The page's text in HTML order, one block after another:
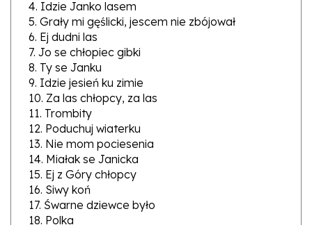
6. Ej dudni las
7. Jo se chłopiec gibki
8. Ty se Janku
9. Idzie jesień ku zimie
10. Za las chłopcy, za las
11. Trombity
12. Poduchuj wiaterku
13. Nie mom pociesenia
14. Miałak se Janicka
15. Ej z Góry chłopcy
16. Siwy koń
17. Śwarne dziewce było
18. Polka
19. Ej wierśkiem chłopcy